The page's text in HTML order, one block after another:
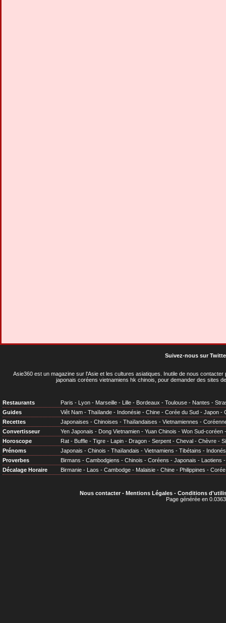
Suivez-nous sur
Asie360 est un magazine sur l'Asie et les cultures asiatiques . Inutile de nous
japonais coréens vietnamiens hk chinois, pour demander des sites
Restaurants Paris - Lyon - Marseille - Lille - Bordeaux - Toulouse - Nantes -
Guides
Viêt Nam - Thaïlande - Indonésie - Chine - Corée du Sud - Japon -
Recettes
Japonaises - Chinoises - Thaïlandaises - Vietnamiennes -
Convertisseur
Yen Japonais - Dong Vietnamien - Yuan Chinois - Won Sud-coréen
Horoscope
Rat - Buffle - Tigre - Lapin - Dragon - Serpent - Cheval - Chèvre -
Prénoms
Japonais - Chinois - Thaïlandais - Vietnamiens - Tibétains -
Proverbes
Birmans - Cambodgiens - Chinois - Coréens - Japonais - Laotiens
Décalage Horaire
Birmanie - Laos - Cambodge - Malaisie - Chine - Philippines - Corée
Nous contacter- Mentions Légales- Conditions
Page générée en